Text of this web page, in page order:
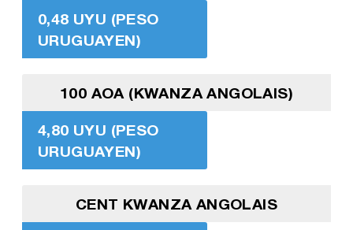
0,48 UYU (PESO
URUGUAYEN)
100 AOA (KWANZA ANGOLAIS)
4,80 UYU (PESO
URUGUAYEN)
CENT KWANZA ANGOLAIS